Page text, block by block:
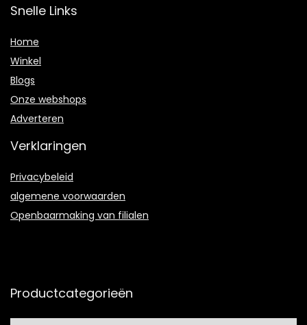
Snelle Links
Home
Winkel
Blogs
Onze webshops
Adverteren
Verklaringen
Privacybeleid
algemene voorwaarden
Openbaarmaking van filialen
Productcategorieën